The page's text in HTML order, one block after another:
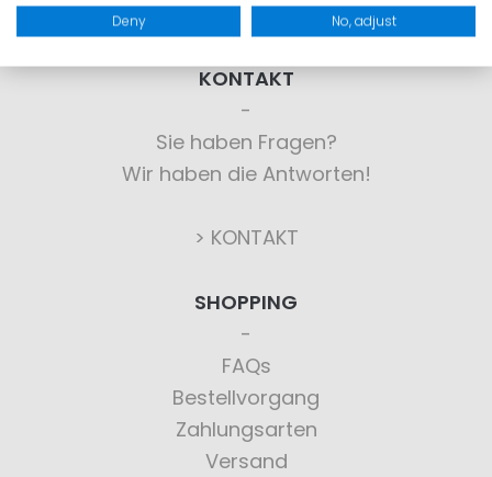
KONTAKT
Sie haben Fragen?
Wir haben die Antworten!
> KONTAKT
SHOPPING
FAQs
Bestellvorgang
Zahlungsarten
Versand
Deny No, adjust